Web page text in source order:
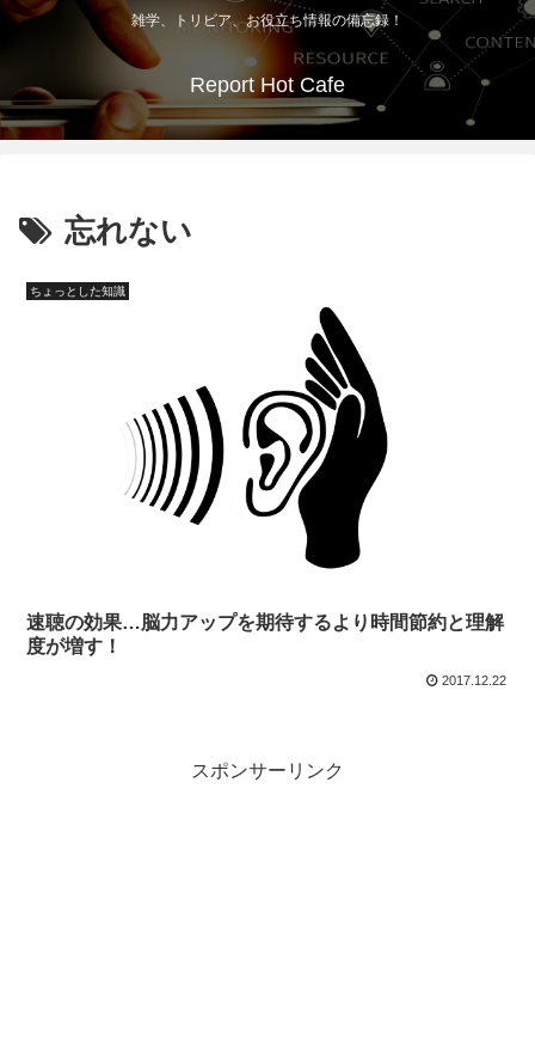
雑学、トリビア、お役立ち情報の備忘録！
Report Hot Cafe
忘れない
ちょっとした知識
速聴の効果…脳力アップを期待するより時間節約と理解
度が増す！
2017.12.22
スポンサーリンク